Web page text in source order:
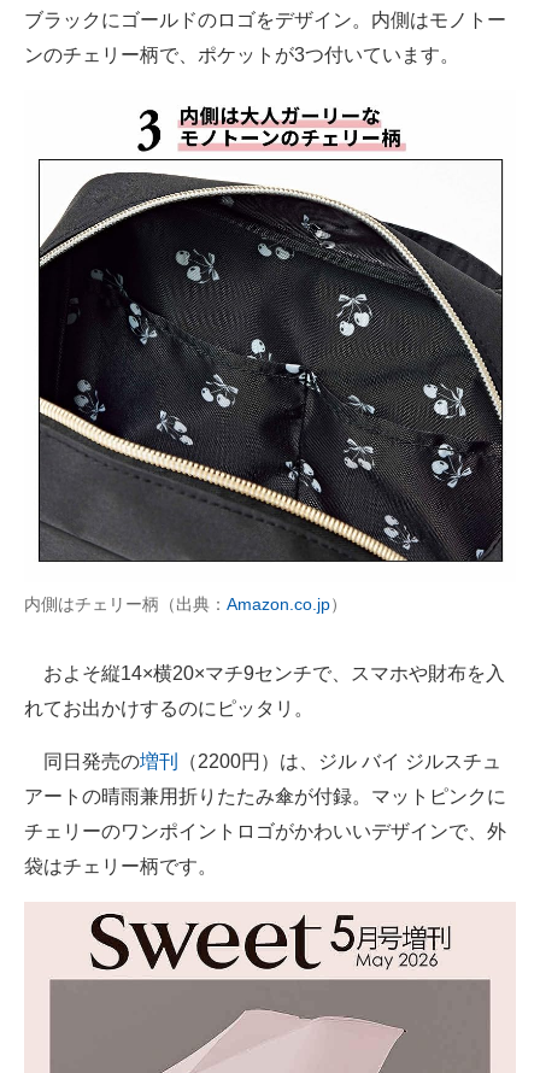
ブラックにゴールドのロゴをデザイン。内側はモノトー
ンのチェリー柄で、ポケットが3つ付いています。
内側はチェリー柄（出典： Amazon.co.jp）
およそ縦14×横20×マチ9センチで、スマホや財布を入
れてお出かけするのにピッタリ。
同日発売の増刊
（2200円）は、ジル バイ ジルスチュ
アートの晴雨兼用折りたたみ傘が付録。マットピンクに
チェリーのワンポイントロゴがかわいいデザインで、外
袋はチェリー柄です。